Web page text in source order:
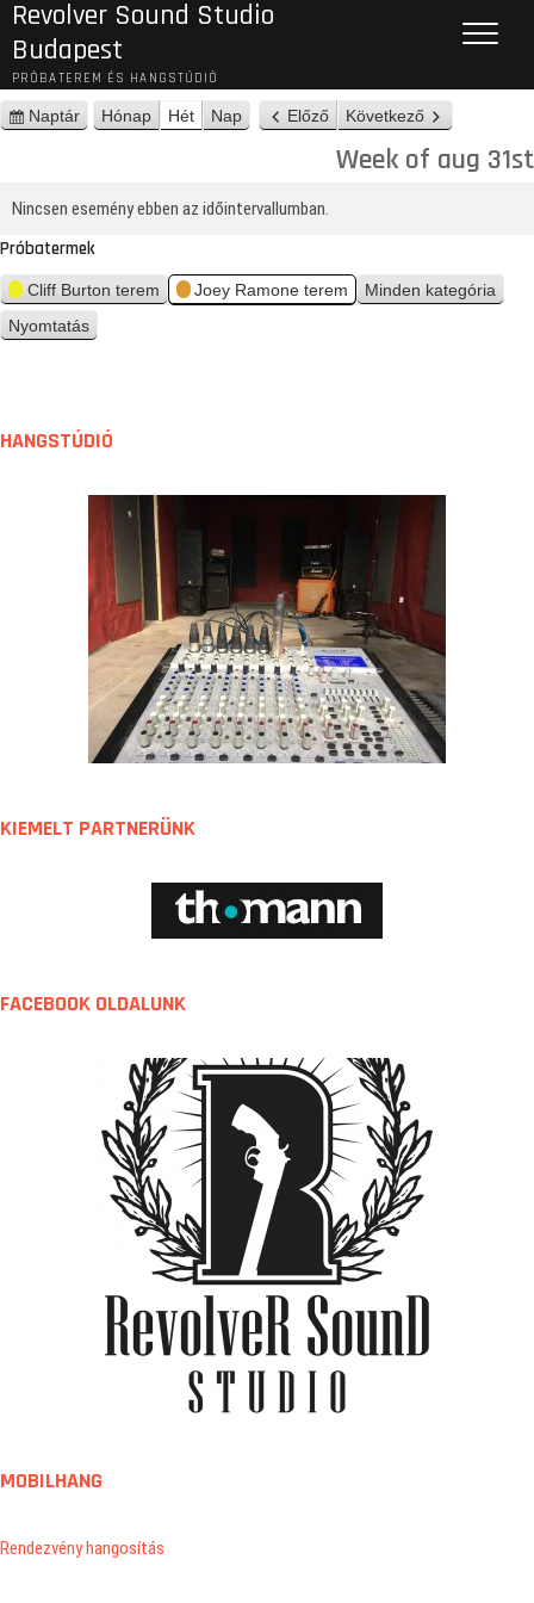
Revolver Sound Studio
Budapest
PRÓBATEREM ÉS HANGSTÚDIÓ
Naptár Hónap Hét Nap Előző Következő
Week of aug 31st
Nincsen esemény ebben az időintervallumban.
Próbatermek
Cliff Burton terem Joey Ramone terem
Minden kategória
Nyomtatás
t
HANGSTÚDIÓ
KIEMELT PARTNERÜNK
FACEBOOK OLDALUNK
MOBILHANG
Rendezvény hangosítás